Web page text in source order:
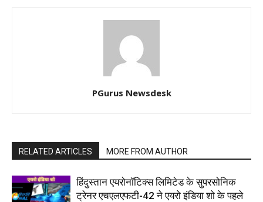
PGurus Newsdesk
RELATED ARTICLES MORE FROM AUTHOR
हिंदुस्तान एयरोनॉटिक्स लिमिटेड के सुपरसोनिक
ट्रेनर एचएलएफटी-42 ने एयरो इंडिया शो के पहले